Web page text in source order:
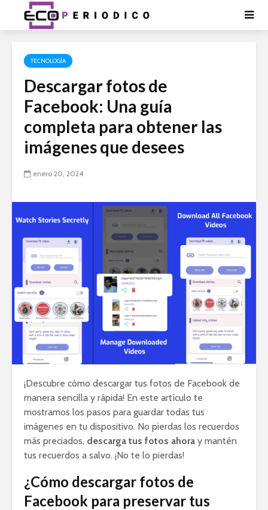
TECNOLOGÍA
Descargar fotos de
Facebook: Una guía
completa para obtener las
imágenes que desees
enero 20, 2024
¡Descubre cómo descargar tus fotos de Facebook de
manera sencilla y rápida! En este artículo te
mostramos los pasos para guardar todas tus
imágenes en tu dispositivo. No pierdas los recuerdos
más preciados, descarga tus fotos ahora y mantén
tus recuerdos a salvo. ¡No te lo pierdas!
¿Cómo descargar fotos de
Facebook para preservar tus